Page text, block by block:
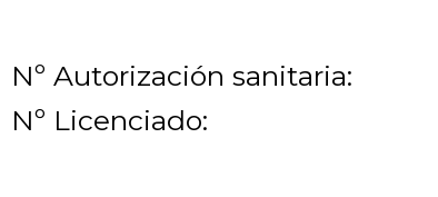
Nº Autorización sanitaria:
Nº Licenciado: